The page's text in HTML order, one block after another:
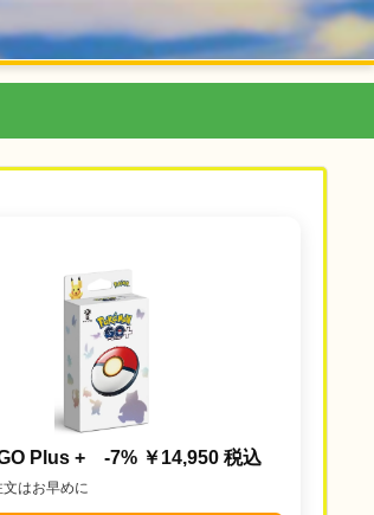
Plus + -7% ￥14,950 税込
はお早めに